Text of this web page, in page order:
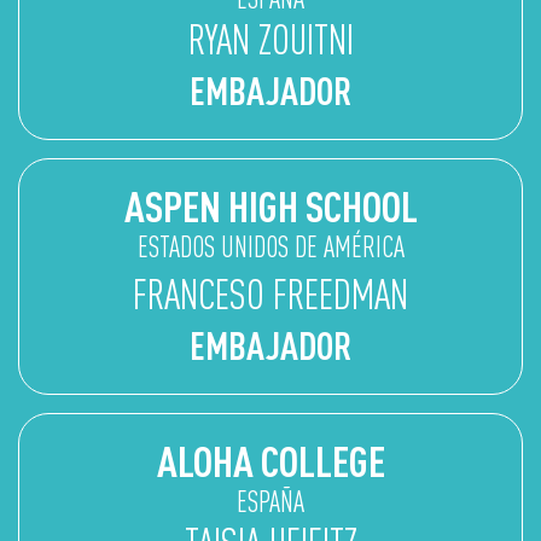
RYAN ZOUITNI
EMBAJADOR
ASPEN HIGH SCHOOL
ESTADOS UNIDOS DE AMÉRICA
FRANCESO FREEDMAN
EMBAJADOR
ALOHA COLLEGE
ESPAÑA